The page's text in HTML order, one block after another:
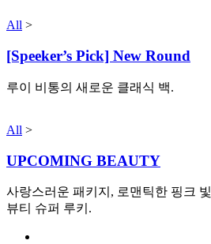
All >
[Speeker’s Pick] New Round
루이 비통의 새로운 클래식 백.
All >
UPCOMING BEAUTY
사랑스러운 패키지, 로맨틱한 핑크
뷰티 슈퍼 루키.